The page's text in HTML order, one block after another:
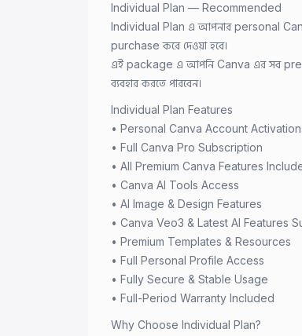
Individual Plan — Recommended
Individual Plan এ আপনার personal
purchase করে দেওয়া হবে।
এই package এ আপনি Canva এর সব
ব্যবহার করতে পারবেন।
Individual Plan Features
• Personal Canva Account Activation
• Full Canva Pro Subscription
• All Premium Canva Features
• Canva AI Tools Access
• AI Image & Design Features
• Canva Veo3 & Latest AI Features
• Premium Templates & Resources
• Full Personal Profile Access
• Fully Secure & Stable Usage
• Full-Period Warranty Included
Why Choose Individual Plan?